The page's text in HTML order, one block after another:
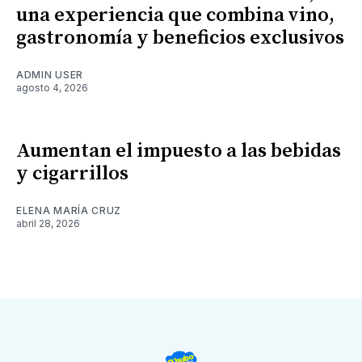
una experiencia que combina vino,
gastronomía y beneficios exclusivos
ADMIN USER
agosto 4, 2026
Aumentan el impuesto a las bebidas
y cigarrillos
ELENA MARÍA CRUZ
abril 28, 2026